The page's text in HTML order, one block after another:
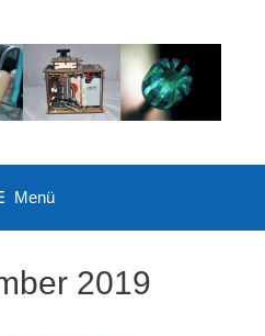
Menü
2019